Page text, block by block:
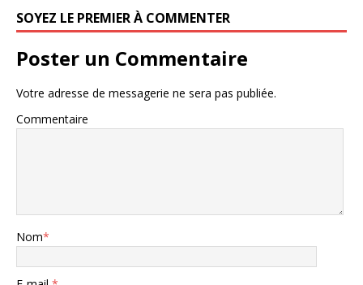
SOYEZ LE PREMIER À COMMENTER
Poster un Commentaire
Votre adresse de messagerie ne sera pas publiée.
Commentaire
Nom*